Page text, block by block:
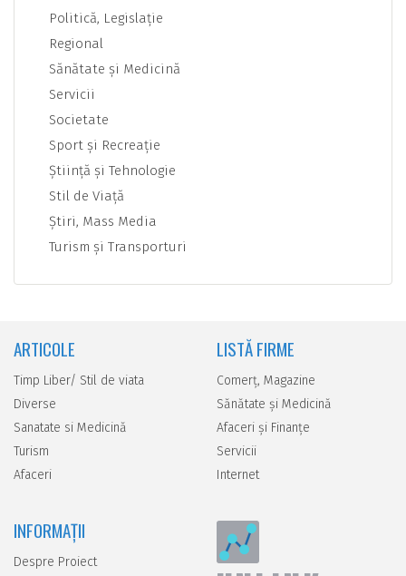
Politică, Legislaţie
Regional
Sănătate şi Medicină
Servicii
Societate
Sport şi Recreaţie
Ştiinţă şi Tehnologie
Stil de Viaţă
Ştiri, Mass Media
Turism şi Transporturi
ARTICOLE
Timp Liber/ Stil de viata
Diverse
Sanatate si Medicină
Turism
Afaceri
LISTĂ FIRME
Comerţ, Magazine
Sănătate şi Medicină
Afaceri şi Finanţe
Servicii
Internet
INFORMAȚII
Despre Proiect